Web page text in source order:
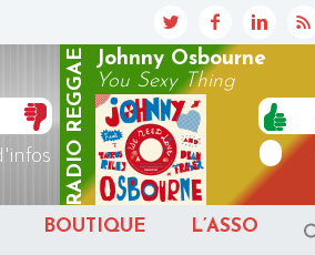
RADIO
REGGAE
Johnny Osbourne
You Sexy Thing
BOUTIQUE L’ASSO